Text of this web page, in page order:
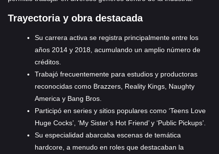
Trayectoria y obra destacada
Su carrera activa se registra principalmente entre los
años 2014 y 2018, acumulando un amplio número de
créditos.
Trabajó frecuentemente para estudios y productoras
reconocidas como Brazzers, Reality Kings, Naughty
America y Bang Bros.
Participó en series y sitios populares como ‘Teens Love
Huge Cocks’, ‘My Sister’s Hot Friend’ y ‘Public Pickups’.
Su especialidad abarcaba escenas de temática
hardcore, a menudo en roles que destacaban la